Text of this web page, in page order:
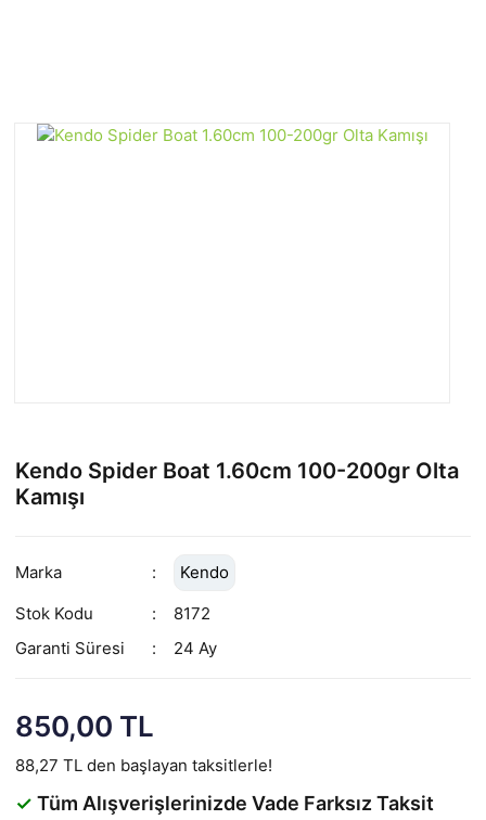
Kendo Spider Boat 1.60cm 100-200gr Olta
Kamışı
Marka
Kendo
Stok Kodu
8172
Garanti Süresi
24 Ay
850,00 TL
88,27 TL den başlayan taksitlerle!
✓ Tüm Alışverişlerinizde Vade Farksız Taksit